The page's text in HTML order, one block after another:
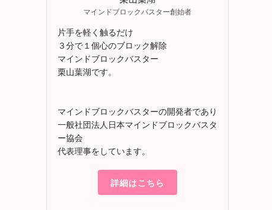
マインドブロックバスター創始者
片手を軽く触るだけ
３分で１個心のブロック解除
マインドブロックバスター
栗山葉湖です。
マインドブロックバスターの開発者であり
一般社団法人日本マインドブロックバスタ
ー協会
代表理事をしています。
詳細はこちら